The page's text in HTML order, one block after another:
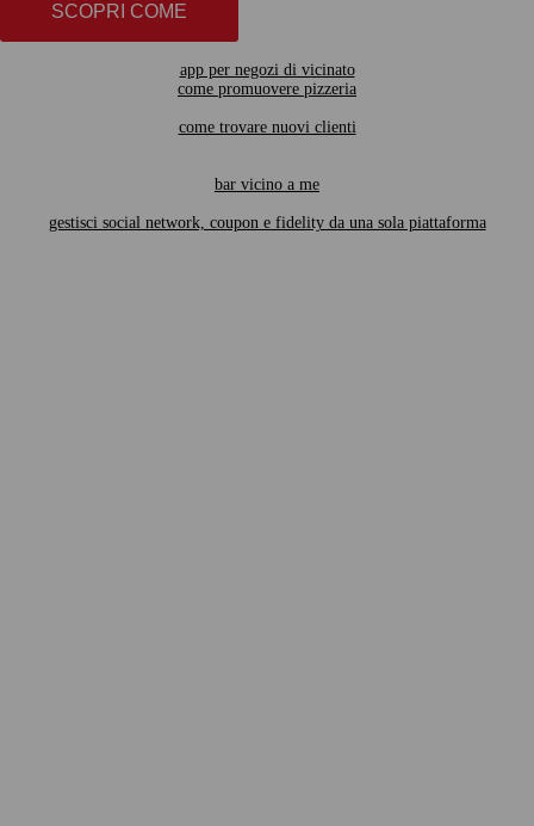
SCOPRI COME
app per negozi di vicinato
come promuovere pizzeria
come trovare nuovi clienti
bar vicino a me
gestisci social network, coupon e fidelity da una sola piattaforma